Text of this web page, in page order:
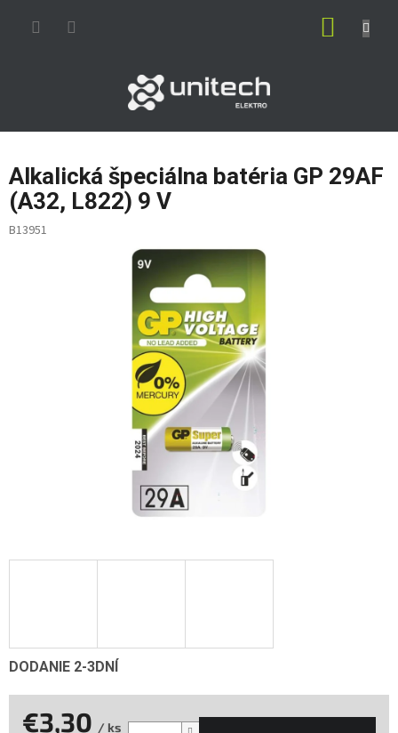
Alkalická špeciálna batéria GP 29AF
(A32, L822) 9 V
B13951
DODANIE 2-3DNÍ
€3,30 / ks